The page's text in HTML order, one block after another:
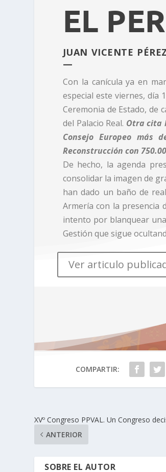
EL
JUAN VICENTE
—
Con la canícula ya en
especial este viernes, día
Ceremonia de Estado, de
del Palacio Real. Otra cita
Consejo Europeo más
Reconstrucción con
De hecho, la agenda
consolidar la imagen de
han dado un baño de
Armería con la presencia
intento por blanquear
Gestión que sigue
Ver articulo
COMPARTIR:
XVº Congreso PPVAL. Un Congreso
ANTERIOR
SOBRE EL AUTOR